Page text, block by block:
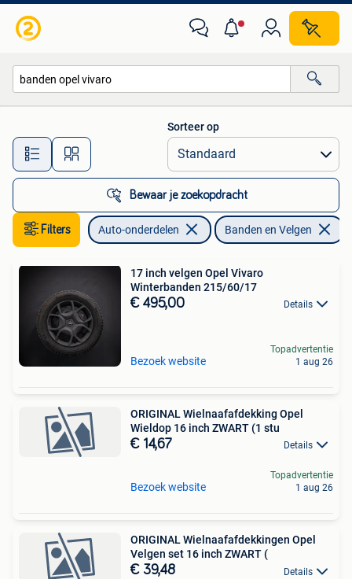
Alle afstanden…
Sorteer op
Bewaar je zoekopdracht
Filters Auto-onderdelen Banden en Velgen
17 inch velgen Opel Vivaro
Winterbanden 215/60/17
€ 495,00 Details
Bezoek website
Topadvertentie
1 aug 26
ORIGINAL Wielnaafafdekking Opel
Wieldop 16 inch ZWART (1 stu
€ 14,67 Details
Bezoek website
Topadvertentie
1 aug 26
ORIGINAL Wielnaafafdekkingen Opel
Velgen set 16 inch ZWART (
€ 39,48 Details